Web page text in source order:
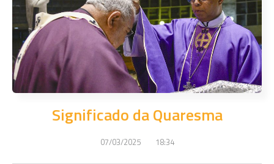
Significado da Quaresma
07/03/2025 18:34